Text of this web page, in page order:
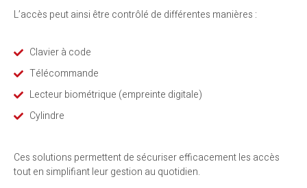
L’accès peut ainsi être contrôlé de différentes manières :
Clavier à code
Télécommande
Lecteur biométrique (empreinte digitale)
Cylindre
Ces solutions permettent de sécuriser efficacement les accès
tout en simplifiant leur gestion au quotidien.